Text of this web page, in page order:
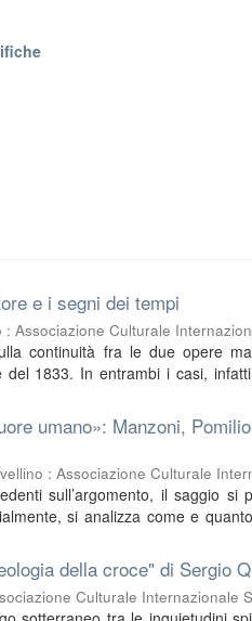
e i segni dei tempi
: Associazione Culturale
continuità fra le due opere
1833. In entrambi i casi,
umano»: Manzoni,
: Associazione Culturale
sull’argomento, il saggio si
si analizza come e
della croce" di Sergio
Culturale Internazionale